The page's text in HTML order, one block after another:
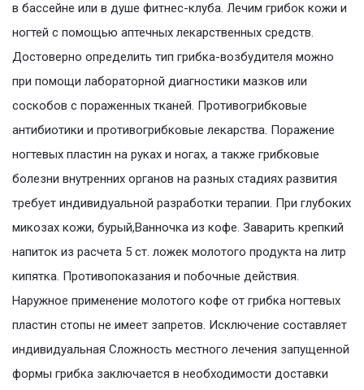
в бассейне или в душе фитнес-клуба. Лечим грибок кожи и
ногтей с помощью аптечных лекарственных средств.
Достоверно определить тип грибка-возбудителя можно
при помощи лабораторной диагностики мазков или
соскобов с пораженных тканей. Противогрибковые
антибиотики и противогрибковые лекарства. Поражение
ногтевых пластин на руках и ногах, а также грибковые
болезни внутренних органов на разных стадиях развития
требует индивидуальной разработки терапии. При глубоких
микозах кожи, бурый,Ванночка из кофе. Заварить крепкий
напиток из расчета 5 ст. ложек молотого продукта на литр
кипятка. Противопоказания и побочные действия.
Наружное применение молотого кофе от грибка ногтевых
пластин стопы не имеет запретов. Исключение составляет
индивидуальная Сложность местного лечения запущенной
формы грибка заключается в необходимости доставки